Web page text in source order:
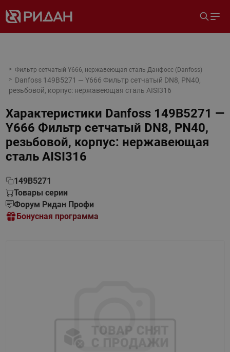
Фильтр сетчатый Y666, нержавеющая сталь Данфосс (Danfoss)
Danfoss 149B5271 — Y666 Фильтр сетчатый DN8, PN40,
резьбовой, корпус: нержавеющая сталь AISI316
Характеристики Danfoss 149B5271 —
Y666 Фильтр сетчатый DN8, PN40,
резьбовой, корпус: нержавеющая
сталь AISI316
149B5271
Товары серии
Форум Ридан Профи
Бонусная программа